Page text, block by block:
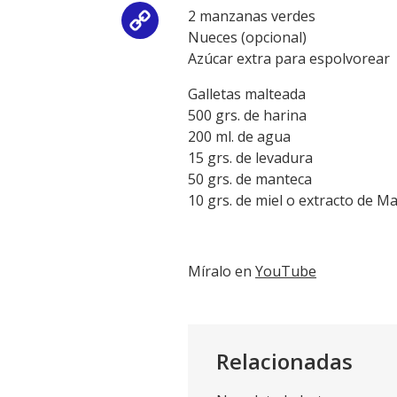
Copy
Link
2 manzanas verdes
Nueces (opcional)
Azúcar extra para espolvorear
Galletas malteada
500 grs. de harina
200 ml. de agua
15 grs. de levadura
50 grs. de manteca
10 grs. de miel o extracto de
Míralo en YouTube
Relacionadas